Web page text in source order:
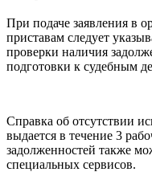
При подаче заявления в
приставам следует
проверки наличия
подготовки к судебным
Справка об отсутствии
выдается в течение 3
задолженностей также
специальных сервисов.